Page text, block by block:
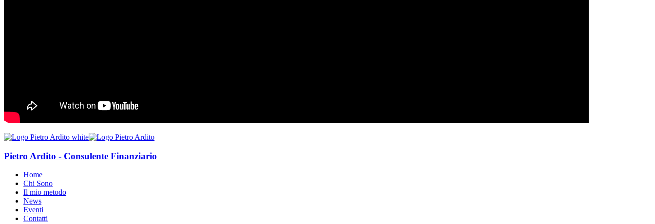
Pietro Ardito - Consulente Finanziario
Home
Chi Sono
Il mio metodo
News
Eventi
Contatti